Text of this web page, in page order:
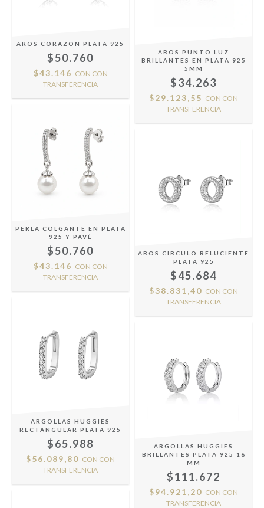
AROS CORAZON PLATA 925
$50.760
$43.146 CON CON
TRANSFERENCIA
AROS PUNTO LUZ
BRILLANTES EN PLATA 925
5MM
$34.263
$29.123,55 CON CON
TRANSFERENCIA
PERLA COLGANTE EN PLATA
925 Y PAVÉ
$50.760
$43.146 CON CON
TRANSFERENCIA
AROS CIRCULO RELUCIENTE
PLATA 925
$45.684
$38.831,40 CON CON
TRANSFERENCIA
ARGOLLAS HUGGIES
RECTANGULAR PLATA 925
$65.988
$56.089,80 CON CON
TRANSFERENCIA
ARGOLLAS HUGGIES
BRILLANTES PLATA 925 16
MM
$111.672
$94.921,20 CON CON
TRANSFERENCIA